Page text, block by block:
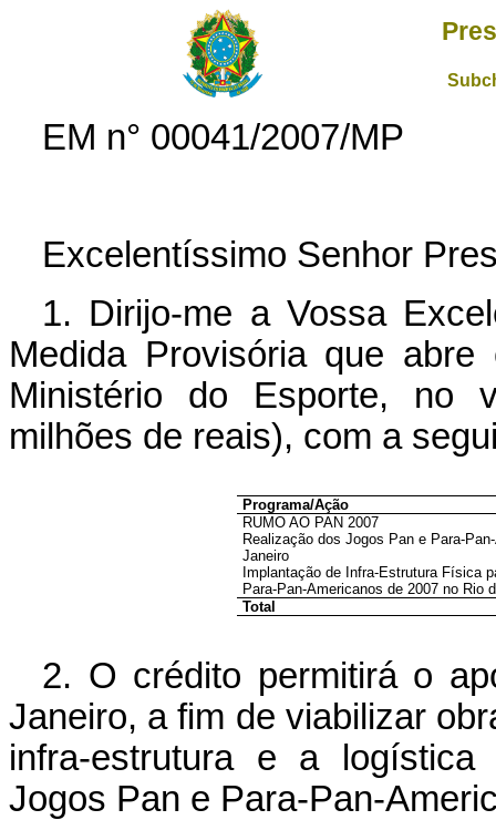
EM n° 00041/2007/MP
Excelentíssimo Senhor
1. Dirijo-me a Vossa
Medida Provisória que
Ministério do Esporte, no
milhões de reais), com a
Programa/Ação
RUMO AO PAN 2007
Realização dos Jogos Pan e Para-
Janeiro
Implantação de Infra-Estrutura Física
Para-Pan-Americanos de 2007 no Rio
Total
2. O crédito permitirá o
Janeiro, a fim de viabilizar
infra-estrutura e a
Jogos Pan e Para-Pan-